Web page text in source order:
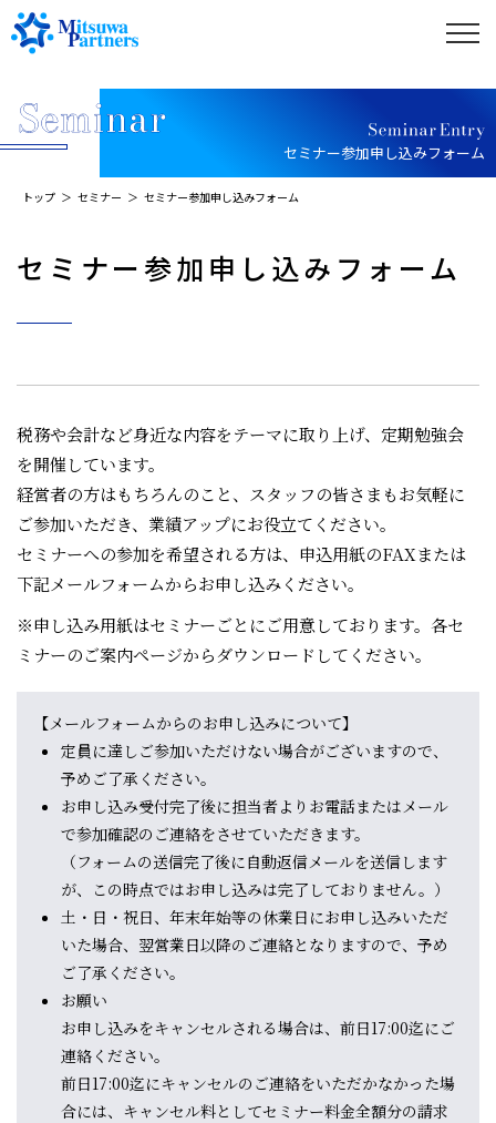
セミナー参加申し込みフォーム
トップ セミナー セミナー参加申し込みフォーム
セミナー参加申し込みフォーム
税務や会計など身近な内容をテーマに取り上げ、定期勉強会
を開催しています。
経営者の方はもちろんのこと、スタッフの皆さまもお気軽に
ご参加いただき、業績アップにお役立てください。
セミナーへの参加を希望される方は、申込用紙のFAXまたは
下記メールフォームからお申し込みください。
※申し込み用紙はセミナーごとにご用意しております。各セ
ミナーのご案内ページからダウンロードしてください。
【メールフォームからのお申し込みについて】
定員に達しご参加いただけない場合がございますので、
予めご了承ください。
お申し込み受付完了後に担当者よりお電話またはメール
で参加確認のご連絡をさせていただきます。
（フォームの送信完了後に自動返信メールを送信します
が、この時点ではお申し込みは完了しておりません。）
土・日・祝日、年末年始等の休業日にお申し込みいただ
いた場合、翌営業日以降のご連絡となりますので、予め
ご了承ください。
お願い
お申し込みをキャンセルされる場合は、前日17:00迄にご
連絡ください。
前日17:00迄にキャンセルのご連絡をいただかなかった場
合には、キャンセル料としてセミナー料金全額分の請求